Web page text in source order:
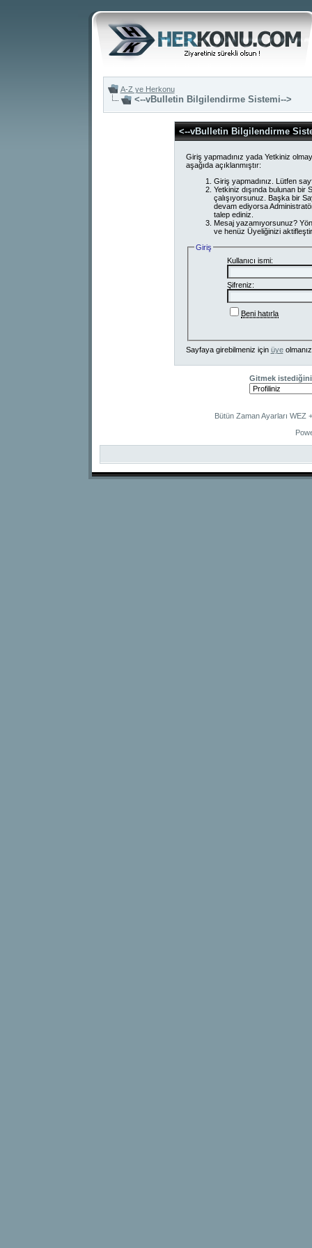
A-Z ye Herkonu
<--vBulletin Bilgilendirme Sistemi-->
<--vBulletin Bilgilendirme
Giriş yapmadınız yada Yetkiniz
aşağıda açıklanmıştır:
Giriş yapmadınız. Lütfen
Yetkiniz dışında bulunan
çalışıyorsunuz. Başka bir
devam ediyorsa
talep ediniz.
Mesaj yazamıyorsunuz?
ve henüz Üyeliğinizi
Giriş
Kullanıcı ismi:
Şifreniz:
Beni hatırla
Sayfaya girebilmeniz için üye
Gitmek
Bütün Zaman Ayarları WEZ